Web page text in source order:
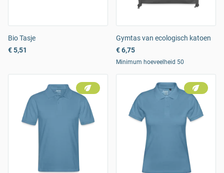
Bio Tasje
€ 5,51
Gymtas van ecologisch katoen
€ 6,75
Minimum hoeveelheid 50